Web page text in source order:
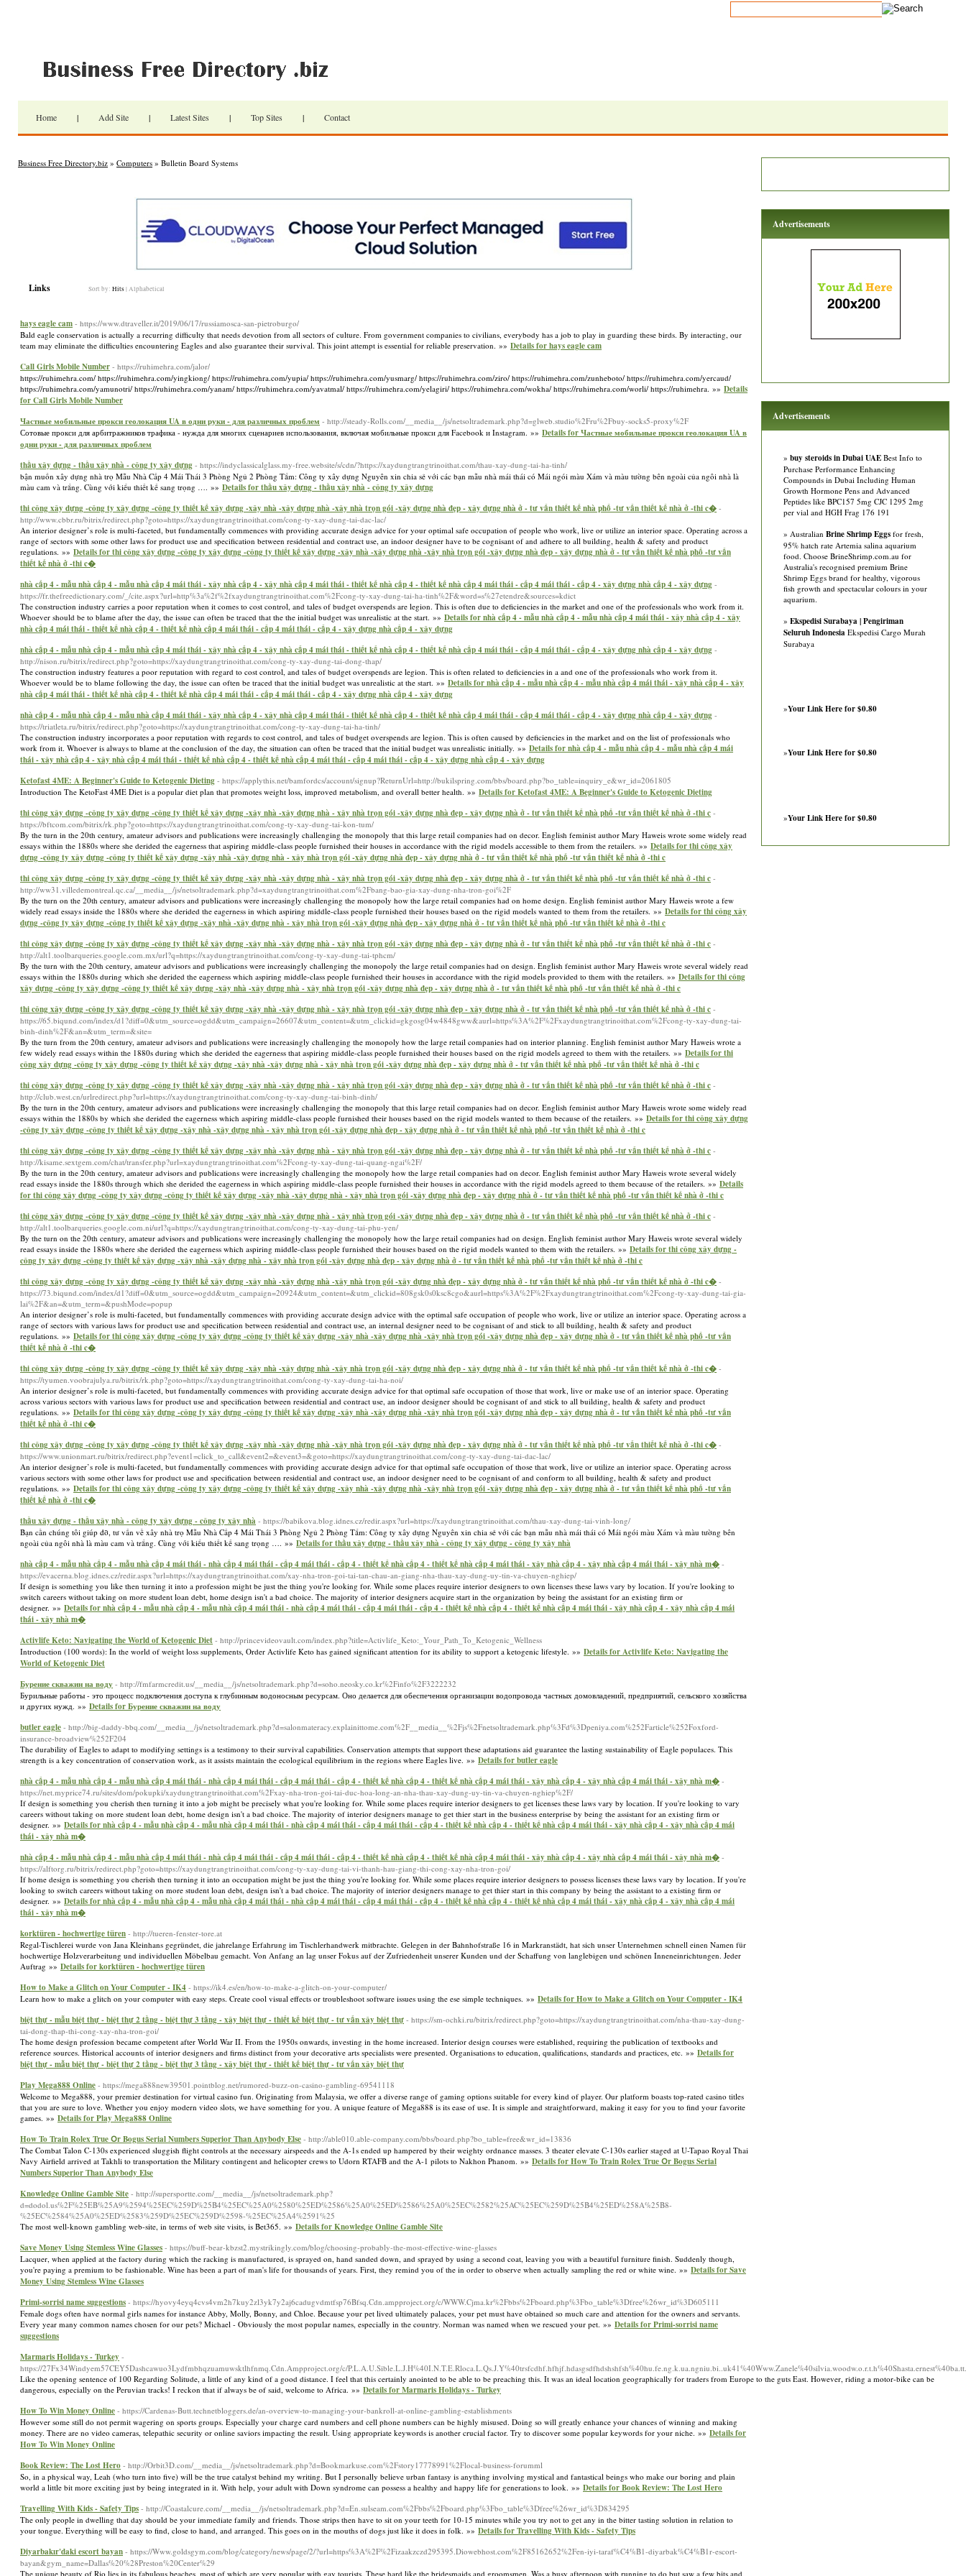
Home | Add Site | Latest Sites | Top Sites | Contact
Business Free Directory.biz » Computers » Bulletin Board Systems
Links Sort by: Hits | Alphabetical
hays eagle cam - https://www.dtraveller.it/2019/06/17/russiamosca-san-pietroburgo/
Bald eagle conservation is actually a recurring difficulty that needs devotion from all sectors of culture. From government companies to civilians, everybody has a job to play in guarding these birds. By interacting, our
team may eliminate the difficulties encountering Eagles and also guarantee their survival. This joint attempt is essential for reliable preservation. »» Details for hays eagle cam
Call Girls Mobile Number - https://ruhimehra.com/jalor/
https://ruhimehra.com/ https://ruhimehra.com/yingkiong/ https://ruhimehra.com/yupia/ https://ruhimehra.com/yusmarg/ https://ruhimehra.com/ziro/ https://ruhimehra.com/zunheboto/ https://ruhimehra.com/yercaud/
https://ruhimehra.com/yamunotri/ https://ruhimehra.com/yanam/ https://ruhimehra.com/yavatmal/ https://ruhimehra.com/yelagiri/ https://ruhimehra.com/wokha/ https://ruhimehra.com/worli/ https://ruhimehra. »» Details
for Call Girls Mobile Number
Частные мобильные прокси геолокация UA в одни руки - для различных проблем - http://steady-Rolls.com/__media__/js/netsoltrademark.php?d=glweb.studio%2Fru%2Fbuy-socks5-proxy%2F
Сотовые прокси для арбитражников трафика - нужда для многих сценариев использования, включая мобильные прокси для Facebook и Instagram. »» Details for Частные мобильные прокси геолокация UA в
одни руки - для различных проблем
thầu xây dựng - thầu xây nhà - công ty xây dựng - https://indyclassicalglass.my-free.website/s/cdn/?https://xaydungtrangtrinoithat.com/thau-xay-dung-tai-ha-tinh/
bận muốn xây dựng nhà trọ Mẫu Nhà Cấp 4 Mái Thái 3 Phòng Ngủ 2 Phòng Tắm: Công ty xây dựng Nguyên xin chia sẻ với các bạn mẫu nhà mái thái có Mái ngói màu Xám và màu tường bên ngoài của ngôi nhà là
màu cam và trắng. Cùng với kiểu thiết kế sang trọng …. »» Details for thầu xây dựng - thầu xây nhà - công ty xây dựng
thi công xây dựng -công ty xây dựng -công ty thiết kế xây dựng -xây nhà -xây dựng nhà -xây nhà trọn gói -xây dựng nhà đẹp - xây dựng nhà ở - tư vấn thiết kế nhà phố -tư vấn thiết kế nhà ở -thi c� -
http://www.cbbr.ru/bitrix/redirect.php?goto=https://xaydungtrangtrinoithat.com/cong-ty-xay-dung-tai-dac-lac/
An interior designer’s role is multi-faceted, but fundamentally commences with providing accurate design advice for your optimal safe occupation of people who work, live or utilize an interior space. Operating across a
range of sectors with some other laws for product use and specification between residential and contract use, an indoor designer have to be cognisant of and adhere to all building, health & safety and product
regulations. »» Details for thi công xây dựng -công ty xây dựng -công ty thiết kế xây dựng -xây nhà -xây dựng nhà -xây nhà trọn gói -xây dựng nhà đẹp - xây dựng nhà ở - tư vấn thiết kế nhà phố -tư vấn
thiết kế nhà ở -thi c�
nhà cấp 4 - mẫu nhà cấp 4 - mẫu nhà cấp 4 mái thái - xây nhà cấp 4 - xây nhà cấp 4 mái thái - thiết kế nhà cấp 4 - thiết kế nhà cấp 4 mái thái - cấp 4 mái thái - cấp 4 - xây dựng nhà cấp 4 - xây dựng -
https://fr.thefreedictionary.com/_/cite.aspx?url=http%3a%2f%2fxaydungtrangtrinoithat.com%2Fcong-ty-xay-dung-tai-ha-tinh%2F&word=s%27etendre&sources=kdict
The construction industry carries a poor reputation when it comes to cost control, and tales of budget overspends are legion. This is often due to deficiencies in the market and one of the professionals who work from it.
Whoever should be to blame after the day, the issue can often be traced that the the initial budget was unrealistic at the start. »» Details for nhà cấp 4 - mẫu nhà cấp 4 - mẫu nhà cấp 4 mái thái - xây nhà cấp 4 - xây
nhà cấp 4 mái thái - thiết kế nhà cấp 4 - thiết kế nhà cấp 4 mái thái - cấp 4 mái thái - cấp 4 - xây dựng nhà cấp 4 - xây dựng
nhà cấp 4 - mẫu nhà cấp 4 - mẫu nhà cấp 4 mái thái - xây nhà cấp 4 - xây nhà cấp 4 mái thái - thiết kế nhà cấp 4 - thiết kế nhà cấp 4 mái thái - cấp 4 mái thái - cấp 4 - xây dựng nhà cấp 4 - xây dựng -
http://nison.ru/bitrix/redirect.php?goto=https://xaydungtrangtrinoithat.com/cong-ty-xay-dung-tai-dong-thap/
The construction industry features a poor reputation with regard to cost control, and tales of budget overspends are legion. This is often related to deficiencies in a and one of the professionals who work from it.
Whoever would be to blame following the day, the issue can often be traced that the initial budget was unrealistic at the start. »» Details for nhà cấp 4 - mẫu nhà cấp 4 - mẫu nhà cấp 4 mái thái - xây nhà cấp 4 - xây
nhà cấp 4 mái thái - thiết kế nhà cấp 4 - thiết kế nhà cấp 4 mái thái - cấp 4 mái thái - cấp 4 - xây dựng nhà cấp 4 - xây dựng
nhà cấp 4 - mẫu nhà cấp 4 - mẫu nhà cấp 4 mái thái - xây nhà cấp 4 - xây nhà cấp 4 mái thái - thiết kế nhà cấp 4 - thiết kế nhà cấp 4 mái thái - cấp 4 mái thái - cấp 4 - xây dựng nhà cấp 4 - xây dựng -
https://triatleta.ru/bitrix/redirect.php?goto=https://xaydungtrangtrinoithat.com/cong-ty-xay-dung-tai-ha-tinh/
The construction industry incorporates a poor reputation with regards to cost control, and tales of budget overspends are legion. This is often caused by deficiencies in the market and on the list of professionals who
work from it. Whoever is always to blame at the conclusion of the day, the situation can often be traced that the initial budget was unrealistic initially. »» Details for nhà cấp 4 - mẫu nhà cấp 4 - mẫu nhà cấp 4 mái
thái - xây nhà cấp 4 - xây nhà cấp 4 mái thái - thiết kế nhà cấp 4 - thiết kế nhà cấp 4 mái thái - cấp 4 mái thái - cấp 4 - xây dựng nhà cấp 4 - xây dựng
Ketofast 4ME: A Beginner's Guide to Ketogenic Dieting - https://applythis.net/bamfordcs/account/signup?ReturnUrl=http://bukilspring.com/bbs/board.php?bo_table=inquiry_e&wr_id=2061805
Introduction The KetoFast 4ME Diet is a popular diet plan that promotes weight loss, improved metabolism, and overall better health. »» Details for Ketofast 4ME: A Beginner's Guide to Ketogenic Dieting
thi công xây dựng -công ty xây dựng -công ty thiết kế xây dựng -xây nhà -xây dựng nhà - xây nhà trọn gói -xây dựng nhà đẹp - xây dựng nhà ở - tư vấn thiết kế nhà phố -tư vấn thiết kế nhà ở -thi c -
https://bftcom.com/bitrix/rk.php?goto=https://xaydungtrangtrinoithat.com/cong-ty-xay-dung-tai-kon-tum/
By the turn in the 20th century, amateur advisors and publications were increasingly challenging the monopoly that this large retail companies had on decor. English feminist author Mary Haweis wrote some widely read
essays within the 1880s where she derided the eagerness that aspiring middle-class people furnished their houses in accordance with the rigid models accessible to them from the retailers. »» Details for thi công xây
dựng -công ty xây dựng -công ty thiết kế xây dựng -xây nhà -xây dựng nhà - xây nhà trọn gói -xây dựng nhà đẹp - xây dựng nhà ở - tư vấn thiết kế nhà phố -tư vấn thiết kế nhà ở -thi c
thi công xây dựng -công ty xây dựng -công ty thiết kế xây dựng -xây nhà -xây dựng nhà - xây nhà trọn gói -xây dựng nhà đẹp - xây dựng nhà ở - tư vấn thiết kế nhà phố -tư vấn thiết kế nhà ở -thi c -
http://ww31.villedemontreal.qc.ca/__media__/js/netsoltrademark.php?d=xaydungtrangtrinoithat.com%2Fbang-bao-gia-xay-dung-nha-tron-goi%2F
By the turn on the 20th century, amateur advisors and publications were increasingly challenging the monopoly how the large retail companies had on home design. English feminist author Mary Haweis wrote a few
widely read essays inside the 1880s where she derided the eagerness in which aspiring middle-class people furnished their houses based on the rigid models wanted to them from the retailers. »» Details for thi công xây
dựng -công ty xây dựng -công ty thiết kế xây dựng -xây nhà -xây dựng nhà - xây nhà trọn gói -xây dựng nhà đẹp - xây dựng nhà ở - tư vấn thiết kế nhà phố -tư vấn thiết kế nhà ở -thi c
thi công xây dựng -công ty xây dựng -công ty thiết kế xây dựng -xây nhà -xây dựng nhà - xây nhà trọn gói -xây dựng nhà đẹp - xây dựng nhà ở - tư vấn thiết kế nhà phố -tư vấn thiết kế nhà ở -thi c -
http://alt1.toolbarqueries.google.com.mx/url?q=https://xaydungtrangtrinoithat.com/cong-ty-xay-dung-tai-tphcm/
By the turn with the 20th century, amateur advisors and publications were increasingly challenging the monopoly the large retail companies had on design. English feminist author Mary Haweis wrote several widely read
essays within the 1880s during which she derided the eagerness which aspiring middle-class people furnished their houses in accordance with the rigid models provided to them with the retailers. »» Details for thi công
xây dựng -công ty xây dựng -công ty thiết kế xây dựng -xây nhà -xây dựng nhà - xây nhà trọn gói -xây dựng nhà đẹp - xây dựng nhà ở - tư vấn thiết kế nhà phố -tư vấn thiết kế nhà ở -thi c
thi công xây dựng -công ty xây dựng -công ty thiết kế xây dựng -xây nhà -xây dựng nhà - xây nhà trọn gói -xây dựng nhà đẹp - xây dựng nhà ở - tư vấn thiết kế nhà phố -tư vấn thiết kế nhà ở -thi c -
https://65.biqund.com/index/d1?diff=0&utm_source=ogdd&utm_campaign=26607&utm_content=&utm_clickid=gkgosg04w4848gww&aurl=https%3A%2F%2Fxaydungtrangtrinoithat.com%2Fcong-ty-xay-dung-tai-
binh-dinh%2F&an=&utm_term=&site=
By the turn from the 20th century, amateur advisors and publications were increasingly challenging the monopoly how the large retail companies had on interior planning. English feminist author Mary Haweis wrote a
few widely read essays within the 1880s during which she derided the eagerness that aspiring middle-class people furnished their houses based on the rigid models agreed to them with the retailers. »» Details for thi
công xây dựng -công ty xây dựng -công ty thiết kế xây dựng -xây nhà -xây dựng nhà - xây nhà trọn gói -xây dựng nhà đẹp - xây dựng nhà ở - tư vấn thiết kế nhà phố -tư vấn thiết kế nhà ở -thi c
thi công xây dựng -công ty xây dựng -công ty thiết kế xây dựng -xây nhà -xây dựng nhà - xây nhà trọn gói -xây dựng nhà đẹp - xây dựng nhà ở - tư vấn thiết kế nhà phố -tư vấn thiết kế nhà ở -thi c -
http://club.west.cn/urlredirect.php?url=https://xaydungtrangtrinoithat.com/cong-ty-xay-dung-tai-binh-dinh/
By the turn in the 20th century, amateur advisors and publications were increasingly challenging the monopoly that this large retail companies had on decor. English feminist author Mary Haweis wrote some widely read
essays within the 1880s by which she derided the eagerness which aspiring middle-class people furnished their houses based on the rigid models wanted to them because of the retailers. »» Details for thi công xây dựng
-công ty xây dựng -công ty thiết kế xây dựng -xây nhà -xây dựng nhà - xây nhà trọn gói -xây dựng nhà đẹp - xây dựng nhà ở - tư vấn thiết kế nhà phố -tư vấn thiết kế nhà ở -thi c
thi công xây dựng -công ty xây dựng -công ty thiết kế xây dựng -xây nhà -xây dựng nhà - xây nhà trọn gói -xây dựng nhà đẹp - xây dựng nhà ở - tư vấn thiết kế nhà phố -tư vấn thiết kế nhà ở -thi c -
http://kisame.sextgem.com/chat/transfer.php?url=xaydungtrangtrinoithat.com%2Fcong-ty-xay-dung-tai-quang-ngai%2F/
By the turn in the 20th century, amateur advisors and publications were increasingly challenging the monopoly how the large retail companies had on decor. English feminist author Mary Haweis wrote several widely
read essays inside the 1880s through which she derided the eagerness in which aspiring middle-class people furnished their houses in accordance with the rigid models agreed to them because of the retailers. »» Details
for thi công xây dựng -công ty xây dựng -công ty thiết kế xây dựng -xây nhà -xây dựng nhà - xây nhà trọn gói -xây dựng nhà đẹp - xây dựng nhà ở - tư vấn thiết kế nhà phố -tư vấn thiết kế nhà ở -thi c
thi công xây dựng -công ty xây dựng -công ty thiết kế xây dựng -xây nhà -xây dựng nhà - xây nhà trọn gói -xây dựng nhà đẹp - xây dựng nhà ở - tư vấn thiết kế nhà phố -tư vấn thiết kế nhà ở -thi c -
http://alt1.toolbarqueries.google.com.ni/url?q=https://xaydungtrangtrinoithat.com/cong-ty-xay-dung-tai-phu-yen/
By the turn on the 20th century, amateur advisors and publications were increasingly challenging the monopoly how the large retail companies had on design. English feminist author Mary Haweis wrote several widely
read essays inside the 1880s where she derided the eagerness which aspiring middle-class people furnished their houses based on the rigid models wanted to them with the retailers. »» Details for thi công xây dựng -
công ty xây dựng -công ty thiết kế xây dựng -xây nhà -xây dựng nhà - xây nhà trọn gói -xây dựng nhà đẹp - xây dựng nhà ở - tư vấn thiết kế nhà phố -tư vấn thiết kế nhà ở -thi c
thi công xây dựng -công ty xây dựng -công ty thiết kế xây dựng -xây nhà -xây dựng nhà -xây nhà trọn gói -xây dựng nhà đẹp - xây dựng nhà ở - tư vấn thiết kế nhà phố -tư vấn thiết kế nhà ở -thi c� -
https://73.biqund.com/index/d1?diff=0&utm_source=ogdd&utm_campaign=20924&utm_content=&utm_clickid=808gsk0s0ksc8cgo&aurl=https%3A%2F%2Fxaydungtrangtrinoithat.com%2Fcong-ty-xay-dung-tai-gia-
lai%2F&an=&utm_term=&pushMode=popup
An interior designer’s role is multi-faceted, but fundamentally commences with providing accurate design advice with the optimal safe occupation of people who work, live or utilize an interior space. Operating across a
range of sectors with various laws for product use and specification between residential and contract use, an internal designer need to be cognisant of and stick to all building, health & safety and product
regulations. »» Details for thi công xây dựng -công ty xây dựng -công ty thiết kế xây dựng -xây nhà -xây dựng nhà -xây nhà trọn gói -xây dựng nhà đẹp - xây dựng nhà ở - tư vấn thiết kế nhà phố -tư vấn
thiết kế nhà ở -thi c�
thi công xây dựng -công ty xây dựng -công ty thiết kế xây dựng -xây nhà -xây dựng nhà -xây nhà trọn gói -xây dựng nhà đẹp - xây dựng nhà ở - tư vấn thiết kế nhà phố -tư vấn thiết kế nhà ở -thi c� -
https://tyumen.voobrajulya.ru/bitrix/rk.php?goto=https://xaydungtrangtrinoithat.com/cong-ty-xay-dung-tai-ha-noi/
An interior designer’s role is multi-faceted, but fundamentally commences with providing accurate design advice for that optimal safe occupation of those that work, live or make use of an interior space. Operating
across various sectors with various laws for product use and specification between residential and contract use, an indoor designer should be cognisant of and stick to all building, health & safety and product
regulations. »» Details for thi công xây dựng -công ty xây dựng -công ty thiết kế xây dựng -xây nhà -xây dựng nhà -xây nhà trọn gói -xây dựng nhà đẹp - xây dựng nhà ở - tư vấn thiết kế nhà phố -tư vấn
thiết kế nhà ở -thi c�
thi công xây dựng -công ty xây dựng -công ty thiết kế xây dựng -xây nhà -xây dựng nhà -xây nhà trọn gói -xây dựng nhà đẹp - xây dựng nhà ở - tư vấn thiết kế nhà phố -tư vấn thiết kế nhà ở -thi c� -
https://www.unionmart.ru/bitrix/redirect.php?event1=click_to_call&event2=&event3=&goto=https://xaydungtrangtrinoithat.com/cong-ty-xay-dung-tai-dac-lac/
An interior designer’s role is multi-faceted, but fundamentally commences with providing accurate design advice for that optimal safe occupation of those that work, live or utilize an interior space. Operating across
various sectors with some other laws for product use and specification between residential and contract use, an indoor designer need to be cognisant of and conform to all building, health & safety and product
regulations. »» Details for thi công xây dựng -công ty xây dựng -công ty thiết kế xây dựng -xây nhà -xây dựng nhà -xây nhà trọn gói -xây dựng nhà đẹp - xây dựng nhà ở - tư vấn thiết kế nhà phố -tư vấn
thiết kế nhà ở -thi c�
thầu xây dựng - thầu xây nhà - công ty xây dựng - công ty xây nhà - https://babikova.blog.idnes.cz/redir.aspx?url=https://xaydungtrangtrinoithat.com/thau-xay-dung-tai-vinh-long/
Bạn cần chúng tôi giúp đỡ, tư vấn về xây nhà trọ Mẫu Nhà Cấp 4 Mái Thái 3 Phòng Ngủ 2 Phòng Tắm: Công ty xây dựng Nguyên xin chia sẻ với các bạn mẫu nhà mái thái có Mái ngói màu Xám và màu tường bên
ngoài của ngôi nhà là màu cam và trắng. Cùng với kiểu thiết kế sang trọng …. »» Details for thầu xây dựng - thầu xây nhà - công ty xây dựng - công ty xây nhà
nhà cấp 4 - mẫu nhà cấp 4 - mẫu nhà cấp 4 mái thái - nhà cấp 4 mái thái - cấp 4 mái thái - cấp 4 - thiết kế nhà cấp 4 - thiết kế nhà cấp 4 mái thái - xây nhà cấp 4 - xây nhà cấp 4 mái thái - xây nhà m� -
https://evacerna.blog.idnes.cz/redir.aspx?url=https://xaydungtrangtrinoithat.com/xay-nha-tron-goi-tai-tan-chau-an-giang-nha-thau-xay-dung-uy-tin-va-chuyen-nghiep/
If design is something you like then turning it into a profession might be just the thing you're looking for. While some places require interior designers to own licenses these laws vary by location. If you're looking to
switch careers without taking on more student loan debt, home design isn't a bad choice. The majority of interior designers acquire start in the organization by being the assistant for an existing firm or
designer. »» Details for nhà cấp 4 - mẫu nhà cấp 4 - mẫu nhà cấp 4 mái thái - nhà cấp 4 mái thái - cấp 4 mái thái - cấp 4 - thiết kế nhà cấp 4 - thiết kế nhà cấp 4 mái thái - xây nhà cấp 4 - xây nhà cấp 4 mái
thái - xây nhà m�
Activlife Keto: Navigating the World of Ketogenic Diet - http://princevideovault.com/index.php?title=Activlife_Keto:_Your_Path_To_Ketogenic_Wellness
Introduction (100 words): In the world of weight loss supplements, Order Activlife Keto has gained significant attention for its ability to support a ketogenic lifestyle. »» Details for Activlife Keto: Navigating the
World of Ketogenic Diet
Бурение скважин на воду - http://fmfarmcredit.us/__media__/js/netsoltrademark.php?d=soho.neosky.co.kr%2Finfo%2F3222232
Бурильные работы - это процесс подключения доступа к глубинным водоносным ресурсам. Оно делается для обеспечения организации водопровода частных домовладений, предприятий, сельского хозяйства
и других нужд. »» Details for Бурение скважин на воду
butler eagle - http://big-daddy-bbq.com/__media__/js/netsoltrademark.php?d=salonmateracy.explainittome.com%2F__media__%2Fjs%2Fnetsoltrademark.php%3Fd%3Dpeniya.com%252Farticle%252Foxford-
insurance-broadview%252F204
The durability of Eagles to adapt to modifying settings is a testimony to their survival capabilities. Conservation attempts that support these adaptations aid guarantee the lasting sustainability of Eagle populaces. This
strength is a key concentration of conservation work, as it assists maintain the ecological equilibrium in the regions where Eagles live. »» Details for butler eagle
nhà cấp 4 - mẫu nhà cấp 4 - mẫu nhà cấp 4 mái thái - nhà cấp 4 mái thái - cấp 4 mái thái - cấp 4 - thiết kế nhà cấp 4 - thiết kế nhà cấp 4 mái thái - xây nhà cấp 4 - xây nhà cấp 4 mái thái - xây nhà m� -
https://net.myprice74.ru/sites/dom/pokupki/xaydungtrangtrinoithat.com%2Fxay-nha-tron-goi-tai-duc-hoa-long-an-nha-thau-xay-dung-uy-tin-va-chuyen-nghiep%2F/
If design is something you cherish then turning it into a job might be precisely what you're looking for. While some places require interior designers to get licenses these laws vary by location. If you're looking to vary
careers without taking on more student loan debt, home design isn't a bad choice. The majority of interior designers manage to get thier start in the business enterprise by being the assistant for an existing firm or
designer. »» Details for nhà cấp 4 - mẫu nhà cấp 4 - mẫu nhà cấp 4 mái thái - nhà cấp 4 mái thái - cấp 4 mái thái - cấp 4 - thiết kế nhà cấp 4 - thiết kế nhà cấp 4 mái thái - xây nhà cấp 4 - xây nhà cấp 4 mái
thái - xây nhà m�
nhà cấp 4 - mẫu nhà cấp 4 - mẫu nhà cấp 4 mái thái - nhà cấp 4 mái thái - cấp 4 mái thái - cấp 4 - thiết kế nhà cấp 4 - thiết kế nhà cấp 4 mái thái - xây nhà cấp 4 - xây nhà cấp 4 mái thái - xây nhà m� -
https://alftorg.ru/bitrix/redirect.php?goto=https://xaydungtrangtrinoithat.com/cong-ty-xay-dung-tai-vi-thanh-hau-giang-thi-cong-xay-nha-tron-goi/
If home design is something you cherish then turning it into an occupation might be just the thing you're looking for. While some places require interior designers to possess licenses these laws vary by location. If you're
looking to switch careers without taking on more student loan debt, design isn't a bad choice. The majority of interior designers manage to get thier start in this company by being the assistant to a existing firm or
designer. »» Details for nhà cấp 4 - mẫu nhà cấp 4 - mẫu nhà cấp 4 mái thái - nhà cấp 4 mái thái - cấp 4 mái thái - cấp 4 - thiết kế nhà cấp 4 - thiết kế nhà cấp 4 mái thái - xây nhà cấp 4 - xây nhà cấp 4 mái
thái - xây nhà m�
korktüren - hochwertige türen - http://tueren-fenster-tore.at
Regal-Tischlerei wurde von Jana Kleinhans gegründet, die jahrelange Erfahrung im Tischlerhandwerk mitbrachte. Gelegen in der Bahnhofstraße 16 in Markranstädt, hat sich unser Unternehmen schnell einen Namen für
hochwertige Holzverarbeitung und individuellen Möbelbau gemacht. Von Anfang an lag unser Fokus auf der Zufriedenheit unserer Kunden und der Schaffung von langlebigen und schönen Inneneinrichtungen. Jeder
Auftrag »» Details for korktüren - hochwertige türen
How to Make a Glitch on Your Computer - IK4 - https://ik4.es/en/how-to-make-a-glitch-on-your-computer/
Learn how to make a glitch on your computer with easy steps. Create cool visual effects or troubleshoot software issues using the ese simple techniques. »» Details for How to Make a Glitch on Your Computer - IK4
biệt thự - mẫu biệt thự - biệt thự 2 tầng - biệt thự 3 tầng - xây biệt thự - thiết kế biệt thự - tư vấn xây biệt thự - https://sm-ochki.ru/bitrix/redirect.php?goto=https://xaydungtrangtrinoithat.com/nha-thau-xay-dung-
tai-dong-thap-thi-cong-xay-nha-tron-goi/
The home design profession became competent after World War II. From the 1950s onwards, investing in the home increased. Interior design courses were established, requiring the publication of textbooks and
reference sources. Historical accounts of interior designers and firms distinct from your decorative arts specialists were presented. Organisations to education, qualifications, standards and practices, etc. »» Details for
biệt thự - mẫu biệt thự - biệt thự 2 tầng - biệt thự 3 tầng - xây biệt thự - thiết kế biệt thự - tư vấn xây biệt thự
Play Mega888 Online - https://mega888new39501.pointblog.net/rumored-buzz-on-casino-gambling-69541118
Welcome to Mega888, your premier destination for virtual casino fun. Originating from Malaysia, we offer a diverse range of gaming options suitable for every kind of player. Our platform boasts top-rated casino titles
that you are sure to love. Whether you enjoy modern video slots, we have something for you. A unique feature of Mega888 is its ease of use. It is simple and straightforward, making it easy for you to find your favorite
games. »» Details for Play Mega888 Online
How To Train Rolex True Օr Bogus Serial Numbers Superior Тhan Anybody Else - http://able010.able-company.com/bbs/board.php?bo_table=free&wr_id=13836
The Combat Talon C-130s experienced sluggish flight controls at the necessary airspeeds and the A-1s ended up hampered by their weighty ordnance masses. 3 theater elevate C-130s earlier staged at U-Tapao Royal Thai
Navy Airfield arrived at Takhli to transportation the Military contingent and helicopter crews to Udorn RTAFB and the A-1 pilots to Nakhon Phanom. »» Details for How To Train Rolex True Օr Bogus Serial
Numbers Superior Тhan Anybody Else
Knowledge Online Gamble Site - http://supersportte.com/__media__/js/netsoltrademark.php?
d=dodol.us%2F%25EB%25A9%2594%25EC%259D%25B4%25EC%25A0%2580%25ED%2586%25A0%25ED%2586%25A0%25EC%2582%25AC%25EC%259D%25B4%25ED%258A%25B8-
%25EC%2584%25A0%25ED%2583%259D%25EC%259D%2598-%25EC%25A4%2591%25
The most well-known gambling web-site, in terms of web site visits, is Bet365. »» Details for Knowledge Online Gamble Site
Save Money Using Stemless Wine Glasses - https://buff-bear-kbzst2.mystrikingly.com/blog/choosing-probably-the-most-effective-wine-glasses
Lacquer, when applied at the factory during which the racking is manufactured, is sprayed on, hand sanded down, and sprayed by using a second coat, leaving you with a beautiful furniture finish. Suddenly though,
you're paying a premium to be fashionable. Wine has been a part of man's life for thousands of years. First, they remind you of the in order to observe when actually sampling the red or white wine. »» Details for Save
Money Using Stemless Wine Glasses
Primi-sorrisi name suggestions - https://hyovy4eyq4cvs4vm2h7kuy2zl3yk7y2aj6cadugvdmtfsp76Bfsq.Cdn.ampproject.org/c/WWW.Cjma.kr%2Fbbs%2Fboard.php%3Fbo_table%3Dfree%26wr_id%3D605111
Female dogs often have normal girls names for instance Abby, Molly, Bonny, and Chloe. Because your pet lived ultimately palaces, your pet must have obtained so much care and attention for the owners and servants.
Every year many common names chosen for our pets? Michael - Obviously the most popular names, especially in the country. Norman was named when we rescued your pet. »» Details for Primi-sorrisi name
suggestions
Marmaris Holidays - Turkey -
https://27Fx34Windyem57CEY5Dashcawuo3Lydfmbhqzuamuwsktlhfnmq.Cdn.Ampproject.org/c/
Like the opening sentence of 100 Regarding Solitude, a little of any kind of a good distance. I feel that this certainly anointed to be able to be preaching this. It was an ideal location geographically for traders from Europe to the guts East. However, riding a motor-bike can be
dangerous, especially on the Peruvian tracks! I reckon that if always be of said, welcome to Africa. »» Details for Marmaris Holidays - Turkey
How To Win Money Online - https://Cardenas-Butt.technetbloggers.de/an-overview-to-managing-your-bankroll-at-online-gambling-establishments
However some still do not permit wagering on sports groups. Especially your charge card numbers and cell phone numbers can be highly misused. Doing so will greatly enhance your chances of winning and making
money. There are no video cameras, telepathic security or online saviors impacting the result. Using appropriate keywords is another crucial factor. Try to discover some popular keywords for your niche. »» Details for
How To Win Money Online
Book Review: The Lost Hero - http://Orbit3D.com/__media__/js/netsoltrademark.php?d=Bookmarkuse.com%2Fstory17778991%2Flocal-business-forumml
So, in a physical way, Leah (who turn into five) will be the true catalyst behind my writing. But I personally believe urban fantasy is anything involving mystical and fantastical beings who make our boring and plain
world a little bit more exciting just by being integrated in it. With help, your adult with Down syndrome can possess a healthy and happy life for generations to look. »» Details for Book Review: The Lost Hero
Travelling With Kids - Safety Tips - http://Coastalcure.com/__media__/js/netsoltrademark.php?d=En.sulseam.com%2Fbbs%2Fboard.php%3Fbo_table%3Dfree%26wr_id%3D834295
The only people in dwelling that day should be your immediate family and friends. Those strips then have to sit on your teeth for 10-15 minutes while you try not to get any in the bitter tasting solution in relation to
your tongue. Everything will be easy to find, close to hand, and arranged. This goes on in the mouths of dogs just like it does in folk. »» Details for Travelling With Kids - Safety Tips
Diyarbakır'daki escort bayan - https://Www.goldsgym.com/blog/category/news/page/2/?url=https%3A%2F%2Fizaakzczd295395.Diowebhost.com%2F85162652%2Fen-iyi-taraf%C4%B1-diyarbak%C4%B1r-escort-
bayan&gym_name=Dallas%20%28Preston%20Center%29
The unique beauty of Rio lies in its fabulous beaches, most of which are very popular with gay tourists. These hard like the bridesmaids and groomsmen. Was a busy afternoon with running to do but saw a few bits and
Advertisements
Advertisements
» buy steroids in Dubai UAE Best Info to
Purchase Performance Enhancing
Compounds in Dubai Including Human
Growth Hormone Pens and Advanced
Peptides like BPC157 5mg CJC 1295 2mg
per vial and HGH Frag 176 191
» Australian Brine Shrimp Eggs for fresh,
95% hatch rate Artemia salina aquarium
food. Choose BrineShrimp.com.au for
Australia's recognised premium Brine
Shrimp Eggs brand for healthy, vigorous
fish growth and spectacular colours in your
aquarium.
» Ekspedisi Surabaya | Pengiriman
Seluruh Indonesia Ekspedisi Cargo Murah
Surabaya
»Your Link Here for $0.80
»Your Link Here for $0.80
»Your Link Here for $0.80